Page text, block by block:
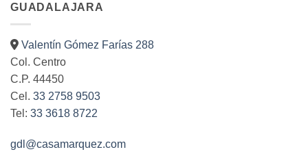
GUADALAJARA
Valentín Gómez Farías 288
Col. Centro
C.P. 44450
Cel. 33 2758 9503
Tel: 33 3618 8722
gdl@casamarquez.com